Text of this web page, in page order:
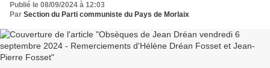
Publié le 08/09/2024 à 12:03
Par Section du Parti communiste du Pays de Morlaix